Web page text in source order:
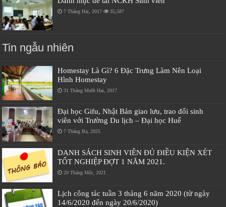
7 Tháng Hai, 2017 35,587
Tin ngẫu nhiên
Homestay Là Gì? 6 Đặc Trưng Làm Nên Loại
Hình Homestay
31 Tháng Mười Hai, 2017
Đại học Gifu, Nhật Bản giao lưu, trao đổi sinh
viên với Trường Du lịch – Đại học Huế
7 Tháng Ba, 2025
DANH SÁCH SINH VIÊN ĐỦ ĐIỀU KIỆN XÉT
TỐT NGHIỆP ĐỢT 1 NĂM 2021.
20 Tháng Một, 2021
Lịch công tác tuần 3 tháng 6 năm 2020 (từ ngày
14/6/2020 đến ngày 20/6/2020)